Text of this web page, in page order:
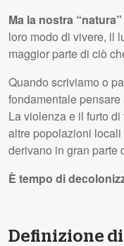
Ma la nostra
loro modo di vivere, il
maggior parte di ciò
Quando scriviamo o
fondamentale
La violenza e il furto
altre popolazioni
derivano in gran parte
È tempo di
Definizione